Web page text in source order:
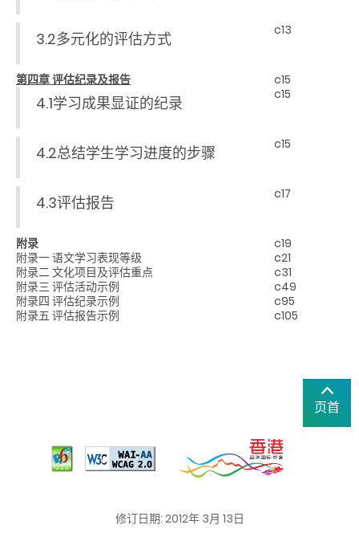
3.2多元化的评估方式 c13
第四章 评估纪录及报告 c15
4.1学习成果显证的纪录 c15
4.2总结学生学习进度的步骤 c15
4.3评估报告 c17
附录
c19
附录一 语文学习表现等级
c21
附录二 文化项目及评估重点
c31
附录三 评估活动示例
c49
附录四 评估纪录示例
c95
附录五 评估报告示例
c105
页首
修订日期: 2012年 3月 13日